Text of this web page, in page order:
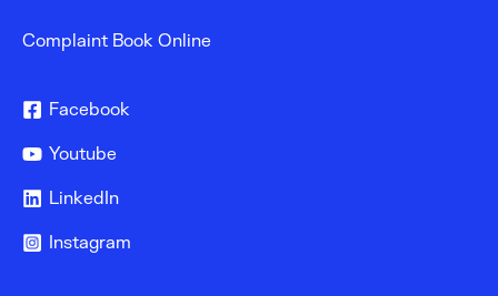
Complaint Book Online
Facebook
Youtube
LinkedIn
Instagram